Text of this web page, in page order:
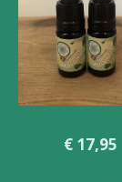
€ 17,95